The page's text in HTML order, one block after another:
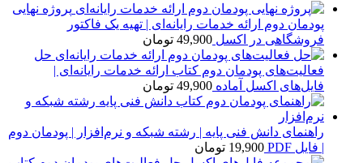
پروژه نهایی
پودمان دوم ارائه خدمات رایانه‌ای | تهیه یک فاکتور
فروشگاهی در اکسل 49,900 تومان
حل
فعالیت‌های پودمان دوم کتاب ارائه خدمات رایانه‌ای |
فایل‌های اکسل آماده 49,900 تومان
راهنمای دانش فنی پایه | رشته شبکه و نرم‌افزار | پودمان دوم
| فایل PDF
19,900 تومان